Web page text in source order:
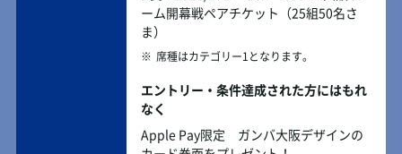
ーム開幕戦ペアチケット（25組50名さ
ま）
※ 席種はカテゴリー1となります。
エントリー・条件達成された方にはもれ
なく
Apple Pay限定 ガンバ大阪デザインの